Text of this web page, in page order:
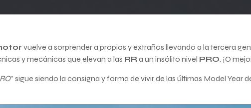
vuelve a sorprender a propios y extraños llevando a la tercera
y mecánicas que elevan a las RR a un insólito nivel PRO. ¡O
” sigue siendo la consigna y forma de vivir de las últimas Model